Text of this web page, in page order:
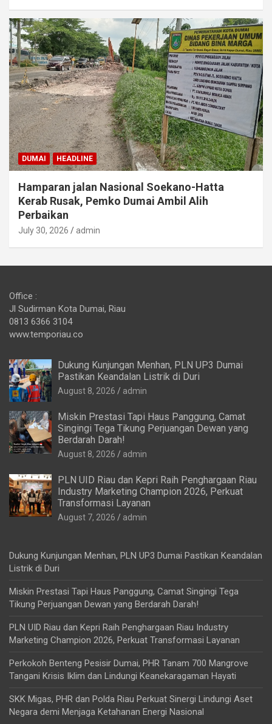
DUMAI HEADLINE
Hamparan jalan Nasional Soekano-Hatta
Kerab Rusak, Pemko Dumai Ambil Alih
Perbaikan
July 30, 2026 admin
Office :
Jl Sudirman Kota Dumai, Riau
0813 6366 3104
www.temporiau.co
Dukung Kunjungan Menhan, PLN UP3 Dumai
Pastikan Keandalan Listrik di Duri
August 8, 2026 admin
Miskin Prestasi Tapi Haus Panggung, Camat
Singingi Tega Tikung Perjuangan Dewan yang
Berdarah Darah!
August 8, 2026 admin
PLN UID Riau dan Kepri Raih Penghargaan Riau
Industry Marketing Champion 2026, Perkuat
Transformasi Layanan
August 7, 2026 admin
Dukung Kunjungan Menhan, PLN UP3 Dumai Pastikan Keandalan
Listrik di Duri
Miskin Prestasi Tapi Haus Panggung, Camat Singingi Tega
Tikung Perjuangan Dewan yang Berdarah Darah!
PLN UID Riau dan Kepri Raih Penghargaan Riau Industry
Marketing Champion 2026, Perkuat Transformasi Layanan
Perkokoh Benteng Pesisir Dumai, PHR Tanam 700 Mangrove
Tangani Krisis Iklim dan Lindungi Keanekaragaman Hayati
SKK Migas, PHR dan Polda Riau Perkuat Sinergi Lindungi Aset
Negara demi Menjaga Ketahanan Energi Nasional